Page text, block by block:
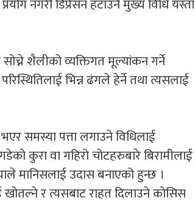
नगरी डिप्रेसन हटाउने मुख्य विधि यस्ता
सोच्ने शैलीको व्यक्तिगत मूल्यांकन गर्ने
भिन्न ढंगले हेर्ने तथा त्यसलाई
समस्या पत्ता लगाउने विधिलाई
कुरा वा गहिरो चोटहरुबारे बिरामीलाई
मानिसलाई उदास बनाएको हुन्छ ।
र त्यसबाट राहत दिलाउने कोसिस